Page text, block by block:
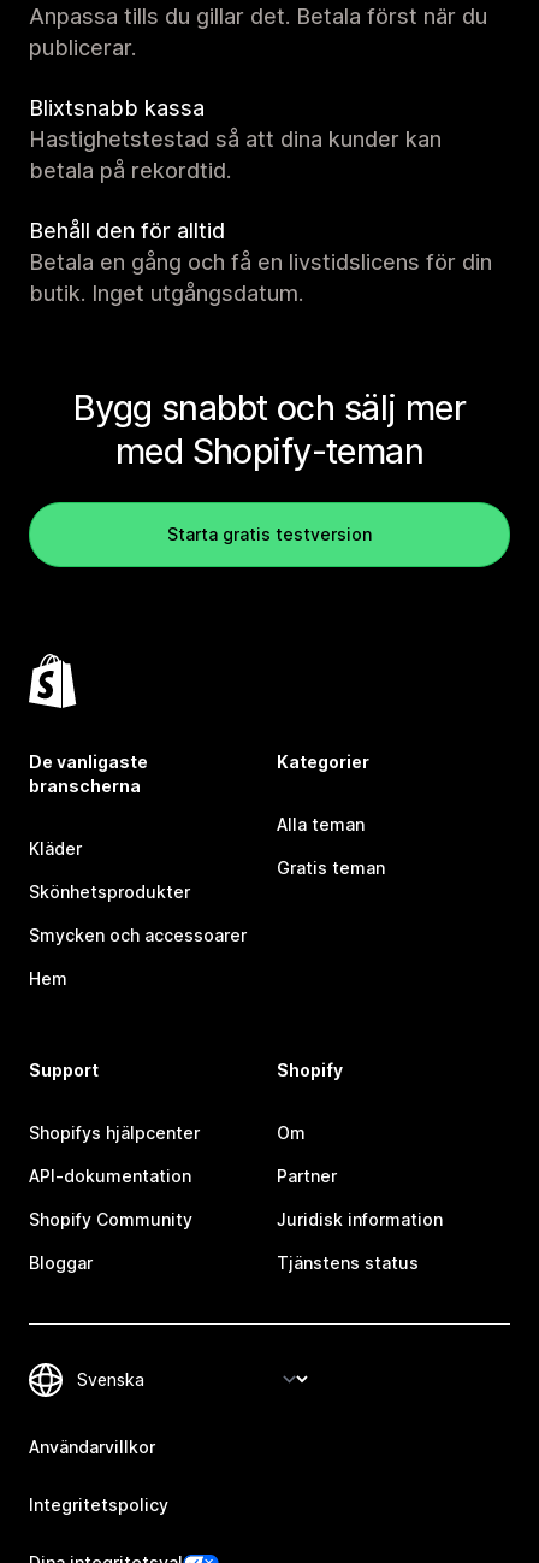
Anpassa tills du gillar det. Betala först när du
publicerar.
Blixtsnabb kassa
Hastighetstestad så att dina kunder kan
betala på rekordtid.
Behåll den för alltid
Betala en gång och få en livstidslicens för din
butik. Inget utgångsdatum.
Bygg snabbt och sälj mer
med Shopify-teman
Starta gratis testversion
De vanligaste
branscherna
Kläder
Skönhetsprodukter
Smycken och accessoarer
Hem
Kategorier
Alla teman
Gratis teman
Support
Shopifys hjälpcenter
API-dokumentation
Shopify Community
Bloggar
Shopify
Om
Partner
Juridisk information
Tjänstens status
Användarvillkor
Integritetspolicy